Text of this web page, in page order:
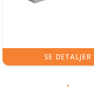
SE DETALJER